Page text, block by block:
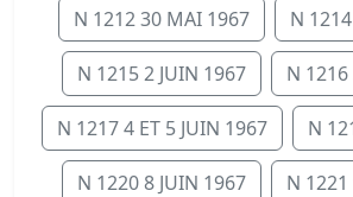
N 1212 30 MAI 1967 N
N 1215 2 JUIN 1967 N 1216
N 1217 4 ET 5 JUIN 1967 N
N 1220 8 JUIN 1967 N 1221